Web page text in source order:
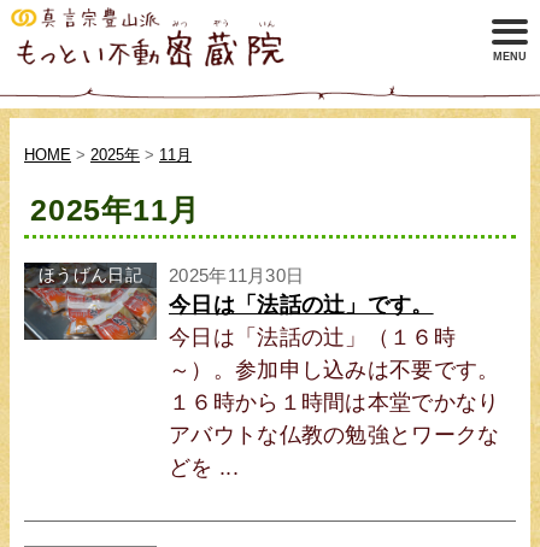
HOME > 2025年 > 11月
2025年11月
ほうげん日記 2025年11月30日
今日は「法話の辻」です。
今日は「法話の辻」（１６時
～）。参加申し込みは不要です。
１６時から１時間は本堂でかなり
アバウトな仏教の勉強とワークな
どを ...